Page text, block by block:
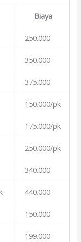
Biaya
250.000
350.000
375.000
150.000/pk
175.000/pk
250.000/pk
340.000
440.000
150.000
199.000